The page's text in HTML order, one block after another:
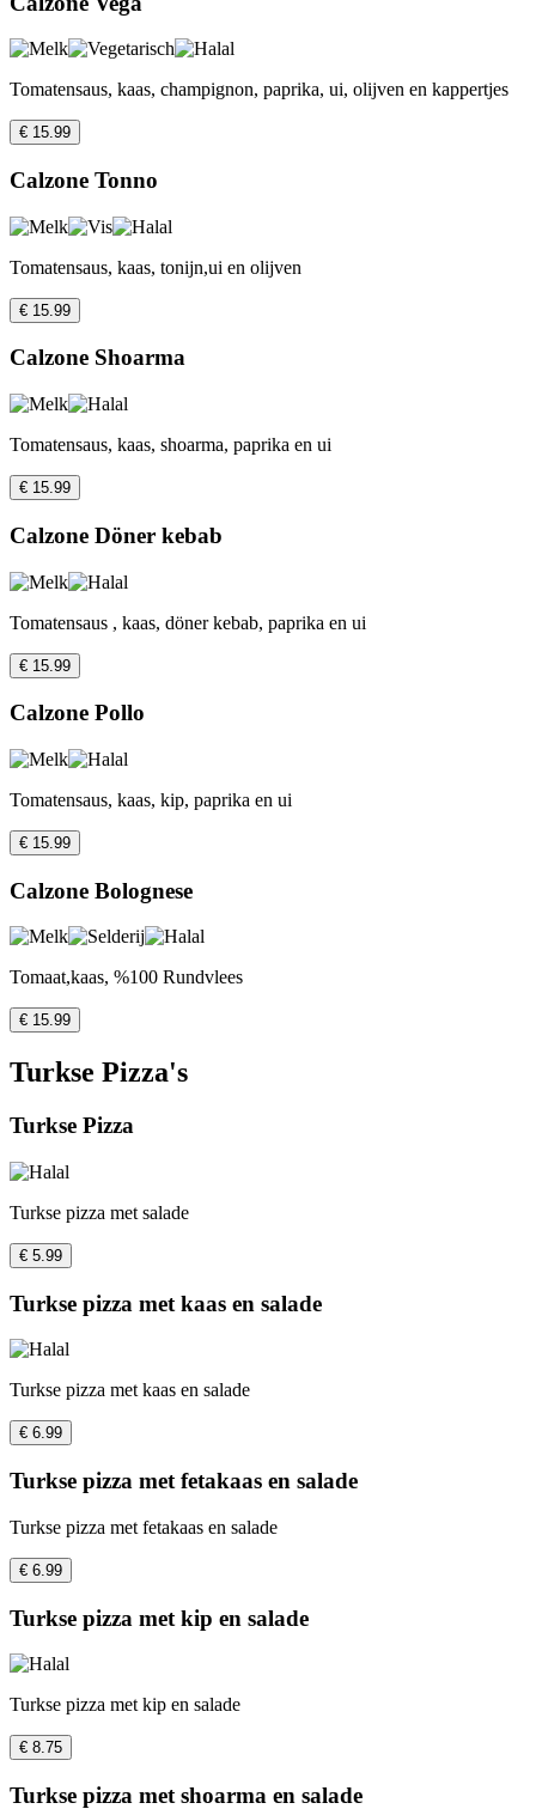
Tomatensaus, kaas, champignon, paprika, ui, olijven en kappertjes
€ 15.99
Calzone Tonno
Tomatensaus, kaas, tonijn,ui en olijven
€ 15.99
Calzone Shoarma
Tomatensaus, kaas, shoarma, paprika en ui
€ 15.99
Calzone Döner kebab
Tomatensaus , kaas, döner kebab, paprika en ui
€ 15.99
Calzone Pollo
Tomatensaus, kaas, kip, paprika en ui
€ 15.99
Calzone Bolognese
Tomaat,kaas, %100 Rundvlees
€ 15.99
Turkse Pizza's
Turkse Pizza
Turkse pizza met salade
€ 5.99
Turkse pizza met kaas en salade
Turkse pizza met kaas en salade
€ 6.99
Turkse pizza met fetakaas en salade
Turkse pizza met fetakaas en salade
€ 6.99
Turkse pizza met kip en salade
Turkse pizza met kip en salade
€ 8.75
Turkse pizza met shoarma en salade